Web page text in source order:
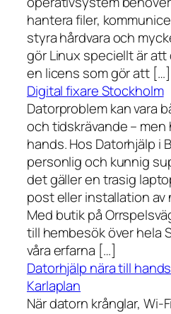
hantera filer,
styra hårdvara och
gör Linux speciellt är
en licens som gör att […]
Digital fixare Stockholm
Datorproblem kan vara
och tidskrävande – men
hands. Hos Datorhjälp i
personlig och kunnig
det gäller en trasig
post eller installation av
Med butik på
till hembesök över hela
våra erfarna […]
Datorhjälp nära till
Karlaplan
När datorn krånglar,